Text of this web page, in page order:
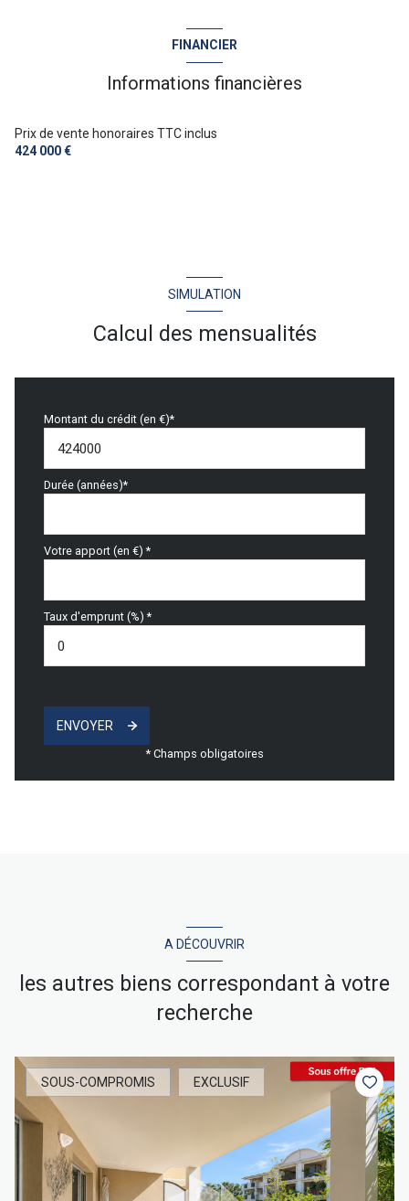
FINANCIER
Informations financières
Prix de vente honoraires TTC inclus
424 000 €
SIMULATION
Calcul des mensualités
Montant du crédit (en €)*
Durée (années)*
Votre apport (en €) *
Taux d'emprunt (%) *
ENVOYER
* Champs obligatoires
A DÉCOUVRIR
les autres biens correspondant à votre
recherche
SOUS-COMPROMIS EXCLUSIF